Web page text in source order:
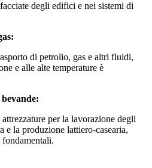
degli edifici e nei sistemi di
di petrolio, gas e altri fluidi,
e alle alte temperature è
per la lavorazione degli
la produzione lattiero-casearia,